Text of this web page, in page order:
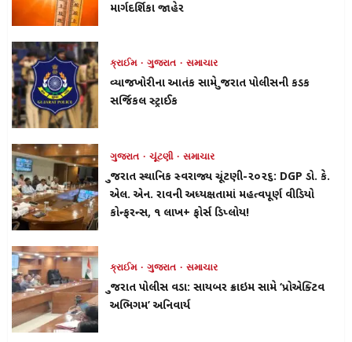
માર્ગદર્શિકા જાહેર
ક્રાઈમ ગુજરાત સમાચાર
વ્યાજખોરીના આતંક સામે ગુજરાત પોલીસની કડક
સર્જિકલ સ્ટ્રાઈક
ગુજરાત ચૂંટણી સમાચાર
ગુજરાત સ્થાનિક સ્વરાજ્ય ચૂંટણી-૨૦૨૬: DGP ડો. કે.
એલ. એન. રાવની અધ્યક્ષતામાં મહત્વપૂર્ણ વીડિયો
કોન્ફરન્સ, ૧ લાખ+ ફોર્સ ડિપ્લોય!
ક્રાઈમ ગુજરાત સમાચાર
ગુજરાત પોલીસ વડા: સાયબર ક્રાઇમ સામે ‘પ્રોએક્ટિવ
અભિગમ’ અનિવાર્ય